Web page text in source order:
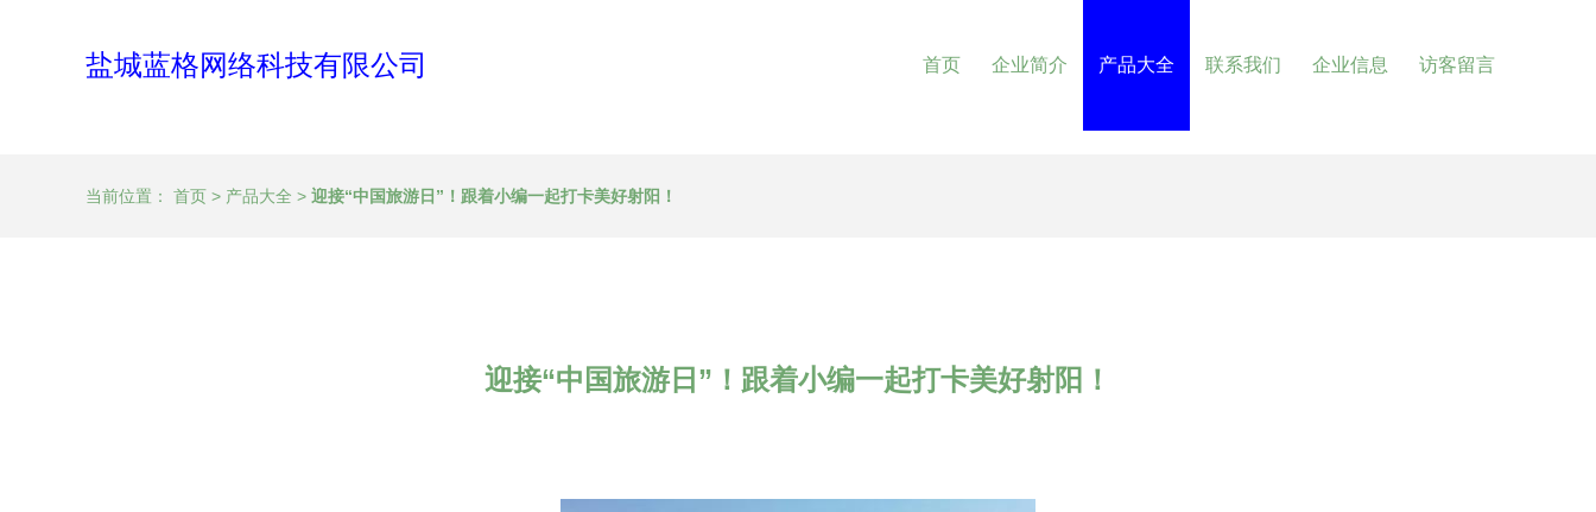
盐城蓝格网络科技有限公司 首页 企业简介 产品大全 联系我们 企业信息 访客留言
当前位置： 首页 > 产品大全 > 迎接“中国旅游日”！跟着小编一起打卡美好射阳！
迎接“中国旅游日”！跟着小编一起打卡美好射阳！